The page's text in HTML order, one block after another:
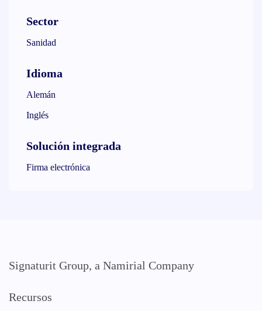
Sector
Sanidad
Idioma
Alemán
Inglés
Solución integrada
Firma electrónica
Signaturit Group, a Namirial Company
Recursos